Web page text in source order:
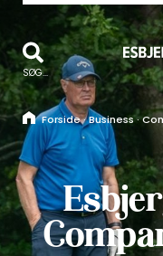
SØG...
Forside·Business·